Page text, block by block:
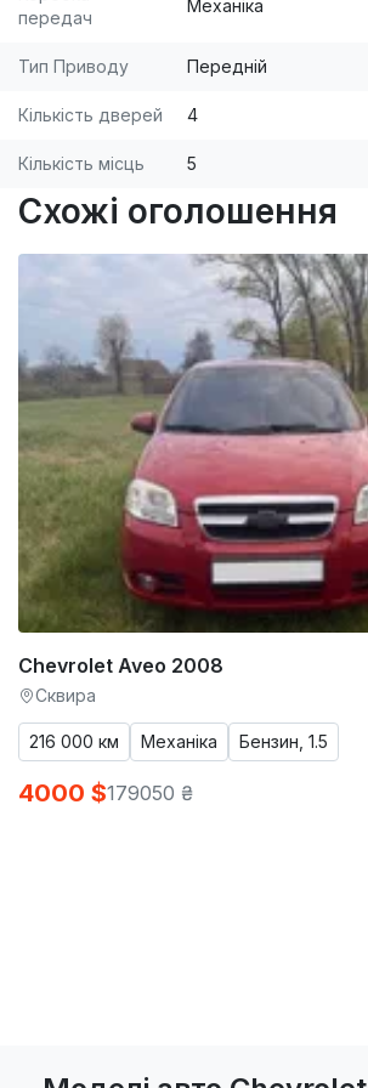
передач
Механіка
Тип Приводу Передній
Кількість дверей 4
Кількість місць 5
Схожі оголошення
Chevrolet Aveo 2008
Сквира
216 000 км Механіка Бензин, 1.5
4000 $179050 ₴